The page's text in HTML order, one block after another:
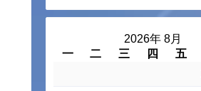
2026年 8月
一
二 三 四 五